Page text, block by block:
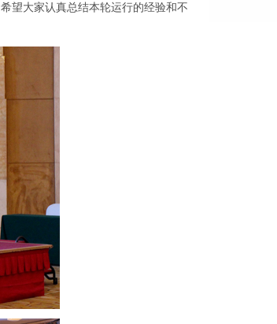
希望大家认真总结本轮运行的经验和不